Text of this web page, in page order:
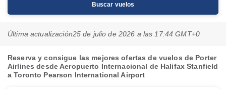
Buscar vuelos
Última actualización25 de julio de 2026 a las 17:44 GMT+0
Reserva y consigue las mejores ofertas de vuelos de Porter
Airlines desde Aeropuerto Internacional de Halifax Stanfield
a Toronto Pearson International Airport